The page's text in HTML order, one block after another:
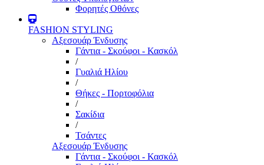
Φορητές Οθόνες
FASHION STYLING
Αξεσουάρ Ένδυσης
Γάντια - Σκούφοι - Κασκόλ
/
Γυαλιά Ηλίου
/
Θήκες - Πορτοφόλια
/
Σακίδια
/
Τσάντες
Αξεσουάρ Ένδυσης
Γάντια - Σκούφοι - Κασκόλ